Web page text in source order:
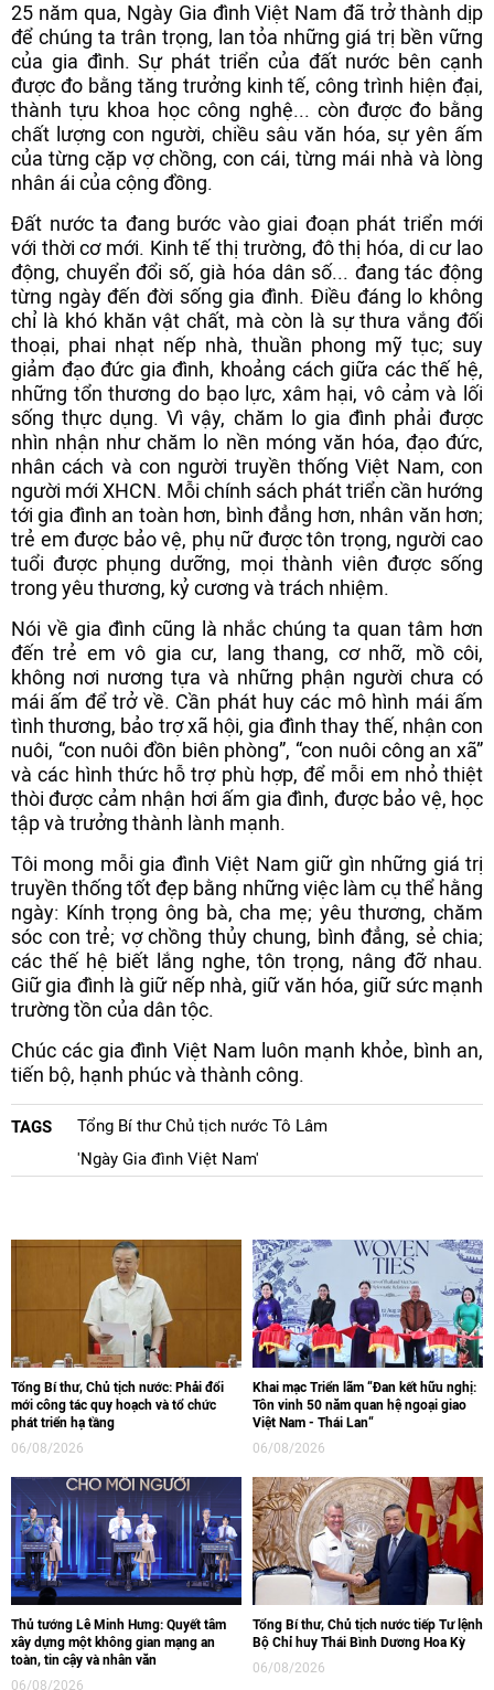
25 năm qua, Ngày Gia đình Việt Nam đã trở thành dịp
để chúng ta trân trọng, lan tỏa những giá trị bền vững
của gia đình. Sự phát triển của đất nước bên cạnh
được đo bằng tăng trưởng kinh tế, công trình hiện đại,
thành tựu khoa học công nghệ... còn được đo bằng
chất lượng con người, chiều sâu văn hóa, sự yên ấm
của từng cặp vợ chồng, con cái, từng mái nhà và lòng
nhân ái của cộng đồng.
Đất nước ta đang bước vào giai đoạn phát triển mới
với thời cơ mới. Kinh tế thị trường, đô thị hóa, di cư lao
động, chuyển đổi số, già hóa dân số... đang tác động
từng ngày đến đời sống gia đình. Điều đáng lo không
chỉ là khó khăn vật chất, mà còn là sự thưa vắng đối
thoại, phai nhạt nếp nhà, thuần phong mỹ tục; suy
giảm đạo đức gia đình, khoảng cách giữa các thế hệ,
những tổn thương do bạo lực, xâm hại, vô cảm và lối
sống thực dụng. Vì vậy, chăm lo gia đình phải được
nhìn nhận như chăm lo nền móng văn hóa, đạo đức,
nhân cách và con người truyền thống Việt Nam, con
người mới XHCN. Mỗi chính sách phát triển cần hướng
tới gia đình an toàn hơn, bình đẳng hơn, nhân văn hơn;
trẻ em được bảo vệ, phụ nữ được tôn trọng, người cao
tuổi được phụng dưỡng, mọi thành viên được sống
trong yêu thương, kỷ cương và trách nhiệm.
Nói về gia đình cũng là nhắc chúng ta quan tâm hơn
đến trẻ em vô gia cư, lang thang, cơ nhỡ, mồ côi,
không nơi nương tựa và những phận người chưa có
mái ấm để trở về. Cần phát huy các mô hình mái ấm
tình thương, bảo trợ xã hội, gia đình thay thế, nhận con
nuôi, “con nuôi đồn biên phòng”, “con nuôi công an xã”
và các hình thức hỗ trợ phù hợp, để mỗi em nhỏ thiệt
thòi được cảm nhận hơi ấm gia đình, được bảo vệ, học
tập và trưởng thành lành mạnh.
Tôi mong mỗi gia đình Việt Nam giữ gìn những giá trị
truyền thống tốt đẹp bằng những việc làm cụ thể hằng
ngày: Kính trọng ông bà, cha mẹ; yêu thương, chăm
sóc con trẻ; vợ chồng thủy chung, bình đẳng, sẻ chia;
các thế hệ biết lắng nghe, tôn trọng, nâng đỡ nhau.
Giữ gia đình là giữ nếp nhà, giữ văn hóa, giữ sức mạnh
trường tồn của dân tộc.
Chúc các gia đình Việt Nam luôn mạnh khỏe, bình an,
tiến bộ, hạnh phúc và thành công.
TAGS
Tổng Bí thư Chủ tịch nước Tô Lâm
'Ngày Gia đình Việt Nam'
Tổng Bí thư, Chủ tịch nước: Phải đổi
mới công tác quy hoạch và tổ chức
phát triển hạ tầng
06/08/2026
Khai mạc Triển lãm “Đan kết hữu nghị:
Tôn vinh 50 năm quan hệ ngoại giao
Việt Nam - Thái Lan“
06/08/2026
Thủ tướng Lê Minh Hưng: Quyết tâm
xây dựng một không gian mạng an
toàn, tin cậy và nhân văn
06/08/2026
Tổng Bí thư, Chủ tịch nước tiếp Tư lệnh
Bộ Chỉ huy Thái Bình Dương Hoa Kỳ
06/08/2026